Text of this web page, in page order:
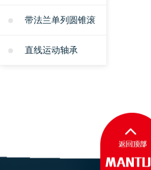
带法兰单列圆锥滚
子轴承直线运动轴承